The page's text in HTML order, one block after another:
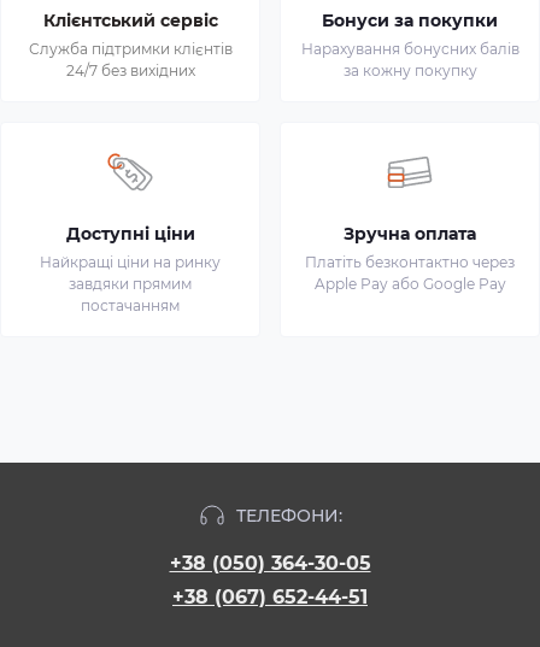
Клієнтський сервіс
Служба підтримки клієнтів
24/7 без вихідних
Бонуси за покупки
Нарахування бонусних балів
за кожну покупку
Доступні ціни
Найкращі ціни на ринку
завдяки прямим
постачанням
Зручна оплата
Платіть безконтактно через
Apple Pay або Google Pay
ТЕЛЕФОНИ:
+38 (050) 364-30-05
+38 (067) 652-44-51